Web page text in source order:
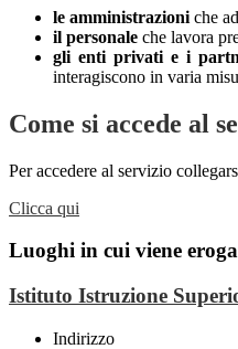
le amministrazioni che
il personale che lavora
gli enti privati e i
interagiscono in varia
Come si accede al
Per accedere al servizio
Clicca qui
Luoghi in cui viene
Istituto Istruzione
Indirizzo